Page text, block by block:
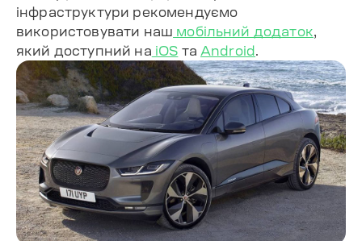
інфраструктури рекомендуємо
використовувати наш мобільний додаток
який доступний на iOS та Android